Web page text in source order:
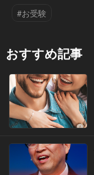
#お受験
おすすめ記事